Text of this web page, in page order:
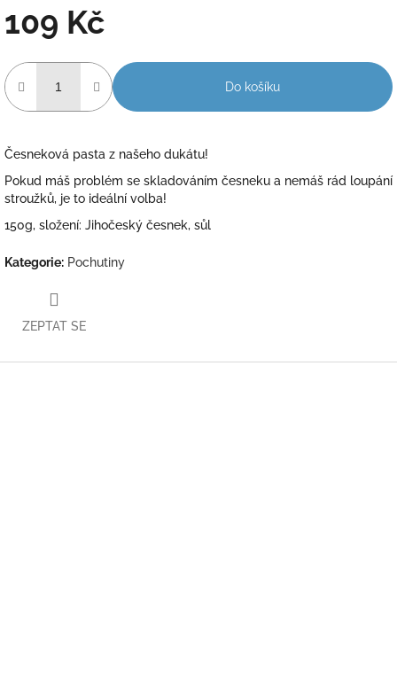
109 Kč
Do košíku
Česneková pasta z našeho dukátu!
Pokud máš problém se skladováním česneku a nemáš rád loupání
stroužků, je to ideální volba!
150g, složení: Jihočeský česnek, sůl
Kategorie: Pochutiny
ZEPTAT SE